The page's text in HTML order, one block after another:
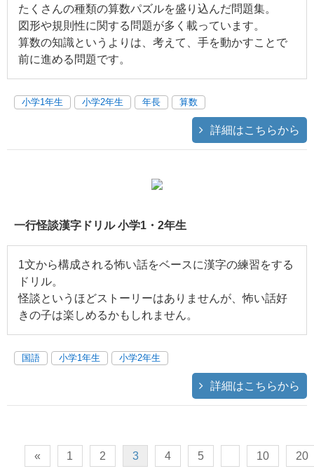
たくさんの種類の算数パズルを盛り込んだ問題集。
図形や規則性に関する問題が多く載っています。
算数の知識というよりは、考えて、手を動かすことで
前に進める問題です。
小学1年生 小学2年生 年長 算数
詳細はこちらから
一行怪談漢字ドリル 小学1・2年生
1文から構成される怖い話をベースに漢字の練習をする
ドリル。
怪談というほどストーリーはありませんが、怖い話好
きの子は楽しめるかもしれません。
国語 小学1年生 小学2年生
詳細はこちらから
« 1 2 3 4 5 10 20